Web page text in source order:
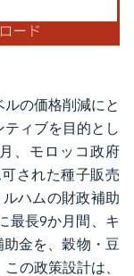
の価格削減にと
ィブを目的とし
、モロッコ政府
された種子販売
ハムの財政補助
最長9か月間、キ
助金を、穀物・豆
の政策設計は、